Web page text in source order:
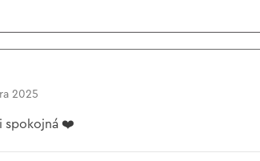
2025
spokojná ❤️